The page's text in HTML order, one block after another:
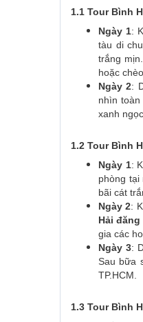
1.1 Tour Bình
Ngày 1:
tàu di
trắng
hoặc
Ngày 2:
nhìn
xanh
1.2 Tour Bình
Ngày 1:
phòng tại
bãi cát
Ngày 2:
Hải
gia các
Ngày 3:
Sau bữa
TP.HCM.
1.3 Tour Bình